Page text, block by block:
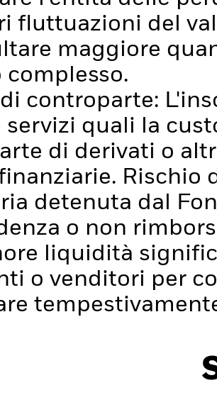
fluttuazioni del
maggiore
complesso.
controparte:
servizi quali la
di derivati o
Rischio
detenuta dal
o non
liquidità
o venditori per